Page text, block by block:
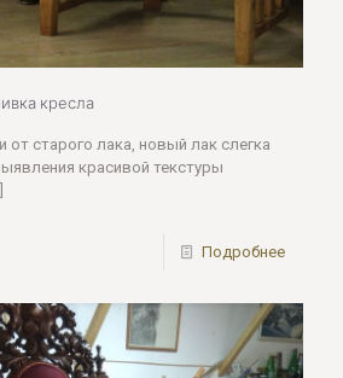
кресла
от старого лака, новый лак слегка
красивой текстуры
Подробнее